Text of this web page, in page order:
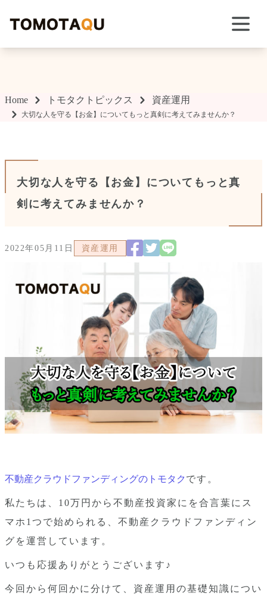
Home トモタクトピックス 資産運用
大切な人を守る【お金】についてもっと真剣に考えてみませんか？
大切な人を守る【お金】についてもっと真
剣に考えてみませんか？
2022年05月11日 資産運用
不動産クラウドファンディングのトモタク です。
私たちは、10万円から不動産投資家にを合言葉にス
マホ1つで始められる、不動産クラウドファンディン
グを運営しています。
いつも応援ありがとうございます♪
今回から何回かに分けて、資産運用の基礎知識につい